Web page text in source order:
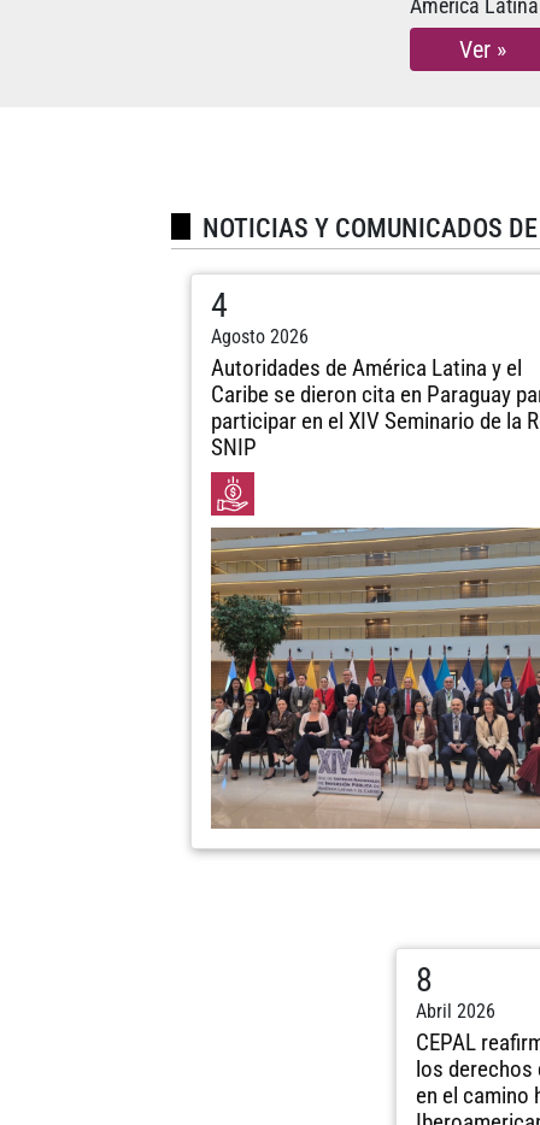
Ver »
NOTICIAS Y COMUNICADOS
4
Agosto 2026
Autoridades de América Latina y el
Caribe se dieron cita en Paraguay
participar en el XIV Seminario de la
SNIP
8
Abril 2026
CEPAL
los derechos
en el camino